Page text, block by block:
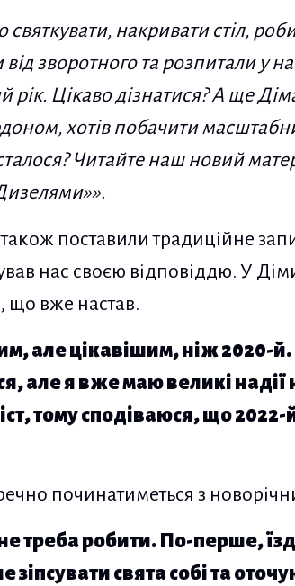
святкувати, накривати стіл,
зворотного та розпитали у
рік. Цікаво дізнатися? А ще
хотів побачити
Читайте наш новий
поставили традиційне
нас своєю відповіддю. У
що вже настав.
але цікавішим, ніж 2020-
але я вже маю великі надії
тому сподіваюся, що
починатиметься з
треба робити. По-перше,
зіпсувати свята собі та